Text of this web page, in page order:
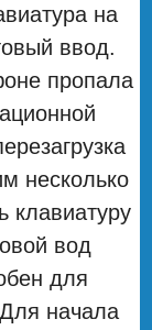
на
ввод.
пропала
несколько
клавиатуру
вод
для
начала